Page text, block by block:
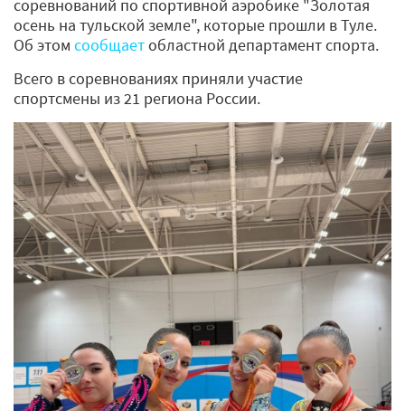
соревнований по спортивной аэробике "Золотая
осень на тульской земле", которые прошли в Туле.
Об этом сообщаетобластной департамент спорта.
Всего в соревнованиях приняли участие
спортсмены из 21 региона России.